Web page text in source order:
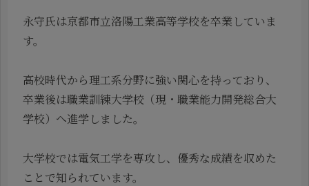
永守氏は京都市立洛陽工業高等学校を卒業していま
す。
高校時代から理工系分野に強い関心を持っており、
卒業後は職業訓練大学校（現・職業能力開発総合大
学校）へ進学しました。
大学校では電気工学を専攻し、優秀な成績を収めた
ことで知られています。